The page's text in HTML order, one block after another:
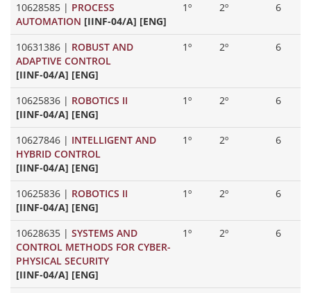
10628585 | PROCESS
AUTOMATION [IINF-04/A] [ENG]
1º 2º 6
10631386 | ROBUST AND
ADAPTIVE CONTROL
[IINF-04/A] [ENG]
1º 2º 6
10625836 | ROBOTICS II
[IINF-04/A] [ENG]
1º 2º 6
10627846 | INTELLIGENT AND
HYBRID CONTROL
[IINF-04/A] [ENG]
1º 2º 6
10625836 | ROBOTICS II
[IINF-04/A] [ENG]
1º 2º 6
10628635 | SYSTEMS AND
CONTROL METHODS FOR CYBER-
PHYSICAL SECURITY
[IINF-04/A] [ENG]
1º 2º 6